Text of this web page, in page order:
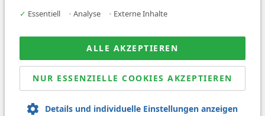
Über uns
News
© 2026 Sanovetis. All rights reserved.
✓ Essentiell • Analyse • Externe Inhalte
ALLE AKZEPTIEREN
NUR ESSENZIELLE COOKIES AKZEPTIEREN
Details und individuelle Einstellungen anzeigen